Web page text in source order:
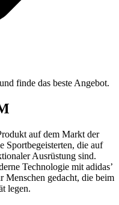
finde das beste Angebot.
auf dem Markt der
Sportbegeisterten, die auf
Ausrüstung sind.
Technologie mit adidas’
Menschen gedacht, die beim
legen.